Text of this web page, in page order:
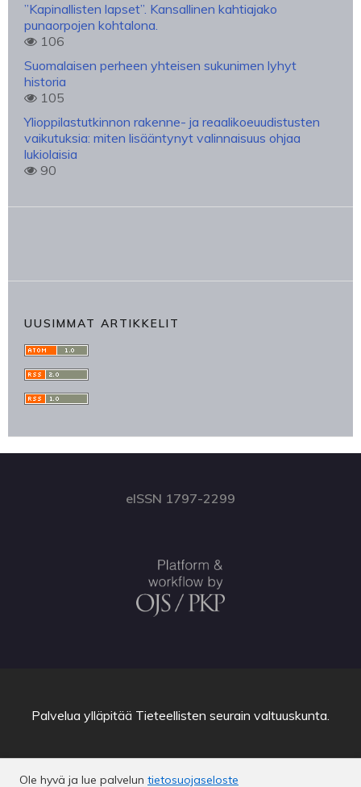
”Kapinallisten lapset”. Kansallinen kahtiajako
punaorpojen kohtalona.
106
Suomalaisen perheen yhteisen sukunimen lyhyt
historia
105
Ylioppilastutkinnon rakenne- ja reaalikoeuudistusten
vaikutuksia: miten lisääntynyt valinnaisuus ohjaa
lukiolaisia
90
UUSIMMAT ARTIKKELIT
eISSN 1797-2299
Ole hyvä ja lue palvelun tietosuojaseloste
Palvelua ylläpitää Tieteellisten seurain valtuuskunta.